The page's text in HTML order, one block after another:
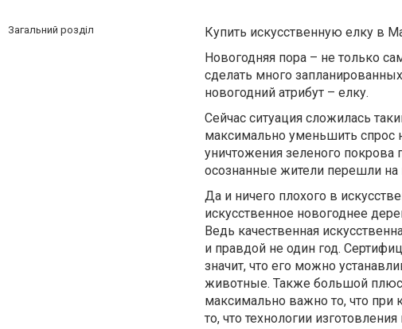
Загальний розділ
Купить искусственную елку в
Новогодняя пора – не только
сделать много
новогодний атрибут – елку.
Сейчас ситуация сложилась
максимально уменьшить спрос
уничтожения зеленого
осознанные жители перешли на
Да и ничего плохого в
искусственное новогоднее
Ведь качественная
и правдой не один год.
значит, что его можно
животные. Также большой плюс
максимально важно то, что при
то, что технологии